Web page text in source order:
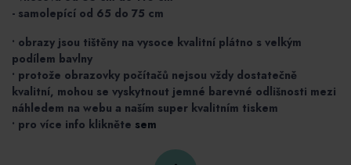
- samolepící od 65 do 75 cm
• obrazy jsou tištěny na vysoce kvalitní plátno s velkým
podílem bavlny
• protože obrazovky počítačů nejsou vždy dostatečně
kvalitní, mohou se vyskytnout jemné barevné odlišnosti mezi
náhledem na webu a naším super kvalitním tiskem
• pro více info klikněte sem